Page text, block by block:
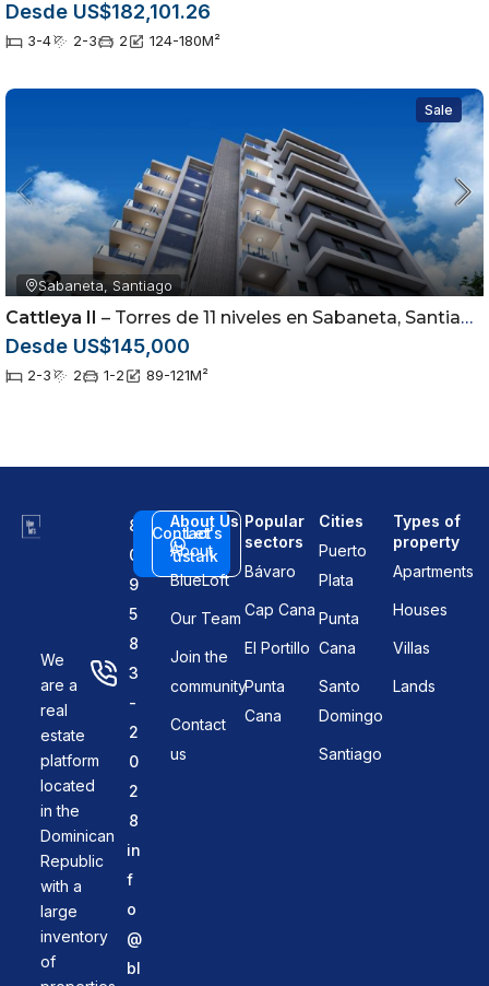
Desde US$182,101.26
3-4 2-3 2 124-180M²
Sale
Sabaneta, Santiago
Cattleya II – Torres de 11 niveles en Sabaneta, Santiago
Desde US$145,000
2-3 2 1-2 89-121M²
We
are a
real
estate
platform
located
in the
Dominican
Republic
with a
large
inventory
of
8
0
9
5
8
3
-
2
0
2
8
in
f
o
@
bl
Contact
us
Let's
talk
About Us
About
BlueLoft
Our Team
Join the
community
Contact
us
Popular
sectors
Bávaro
Cap Cana
El Portillo
Punta
Cana
Cities
Puerto
Plata
Punta
Cana
Santo
Domingo
Santiago
Types of
property
Apartments
Houses
Villas
Lands